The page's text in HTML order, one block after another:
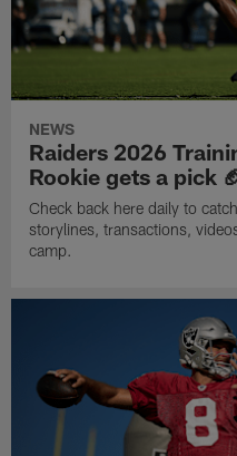
NEWS
Raiders 2026
Rookie gets a pick
Check back here daily to
storylines, transactions,
camp.